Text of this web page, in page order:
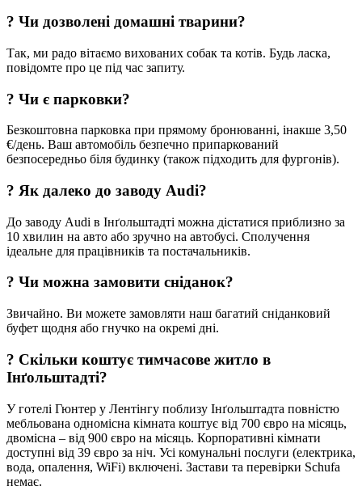
? Чи дозволені домашні тварини?
Так, ми радо вітаємо вихованих собак та котів. Будь ласка,
повідомте про це під час запиту.
? Чи є парковки?
Безкоштовна парковка при прямому бронюванні, інакше 3,50
€/день. Ваш автомобіль безпечно припаркований
безпосередньо біля будинку (також підходить для фургонів).
? Як далеко до заводу Audi?
До заводу Audi в Інґольштадті можна дістатися приблизно за
10 хвилин на авто або зручно на автобусі. Сполучення
ідеальне для працівників та постачальників.
? Чи можна замовити сніданок?
Звичайно. Ви можете замовляти наш багатий сніданковий
буфет щодня або гнучко на окремі дні.
? Скільки коштує тимчасове житло в
Інґольштадті?
У готелі Гюнтер у Лентінгу поблизу Інґольштадта повністю
мебльована одномісна кімната коштує від 700 євро на місяць,
двомісна – від 900 євро на місяць. Корпоративні кімнати
доступні від 39 євро за ніч. Усі комунальні послуги (електрика,
вода, опалення, WiFi) включені. Застави та перевірки Schufa
немає.